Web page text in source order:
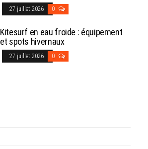
27 juillet 2026 0
Kitesurf en eau froide : équipement
et spots hivernaux
27 juillet 2026 0